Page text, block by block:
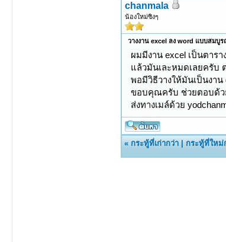
chanmala
น้องใหม่ซิงๆ
วางงาน excel ลง word แบบสมบู
ผมมีงาน excel เป็นตารา
แล้วมันเละหมดเลยครับ
พอมีวิธีวางให้มันเป็นงา
ขอบคุณครับ ช่วยตอบด้ว
ส่งทางเมล์ด้วย
«กระทู้ที่เก่ากว่า |กระทู้ที่ใหม่